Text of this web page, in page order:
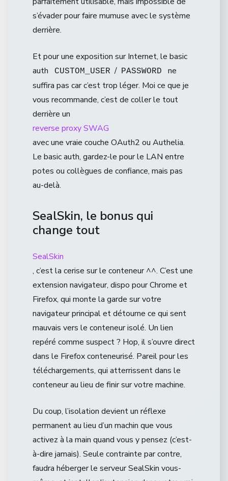
s’évader pour faire mumuse avec le système
derrière.
Et pour une exposition sur Internet, le basic
auth
CUSTOM_USER / PASSWORD
ne
suffira pas car c’est trop léger. Moi ce que je
vous recommande, c’est de coller le tout
derrière un
reverse proxy SWAG
avec une vraie couche OAuth2 ou Authelia.
Le basic auth, gardez-le pour le LAN entre
potes ou collègues de confiance, mais pas
au-delà.
SealSkin, le bonus qui
change tout
SealSkin
, c’est la cerise sur le conteneur ^^. C’est une
extension navigateur, dispo pour Chrome et
Firefox, qui monte la garde sur votre
navigateur principal et détourne ce qui sent
mauvais vers le conteneur isolé. Un lien
repéré comme suspect ? Hop, il s’ouvre direct
dans le Firefox conteneurisé. Pareil pour les
téléchargements, qui atterrissent dans le
conteneur au lieu de finir sur votre machine.
Du coup, l’isolation devient un réflexe
permanent au lieu d’un machin que vous
activez à la main quand vous y pensez (c’est-
à-dire jamais). Seule contrainte par contre,
faudra héberger le serveur SealSkin vous-